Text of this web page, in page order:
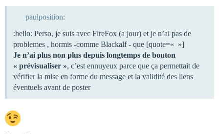
paulposition:
:hello: Perso, je suis avec FireFox (a jour) et je n’ai pas de
problemes , hormis -comme Blackalf - que [quote=« »]
Je n’ai plus non plus depuis longtemps de bouton
« prévisualiser », c’est ennuyeux parce que ça permettait de
vérifier la mise en forme du message et la validité des liens
éventuels avant de poster